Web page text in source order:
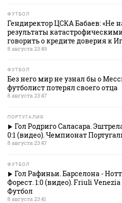
ФУТБОЛ
Гендиректор ЦСКА Бабаев: «Не
результаты
говорить о кредите доверия к
8 августа 23:49
ФУТБОЛ
Без него мир не узнал бы о
футболист потерял своего отца
8 августа 23:47
ПОРТУГАЛИЯ
Гол Родриго Саласара.
0:1 (видео). Чемпионат
8 августа 23:47
ФУТБОЛ
Гол Рафиньи. Барселона -
Форест. 1:0 (видео). Friuli Venezia
Футбол
8 августа 23:41